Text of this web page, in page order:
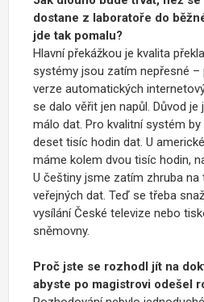
dostane z laboratoře do
jde tak pomalu?
Hlavní překážkou je kvalita
systémy jsou zatím nepřesné –
verze automatických
se dalo věřit jen napůl. Důvod je
málo dat. Pro kvalitní systém
deset tisíc hodin dat. U
máme kolem dvou tisíc hodin,
U češtiny jsme zatím zhruba na
veřejných dat. Teď se třeba
vysílání České televize nebo
sněmovny.
Proč jste se rozhodl jít na
abyste po magistrovi odešel